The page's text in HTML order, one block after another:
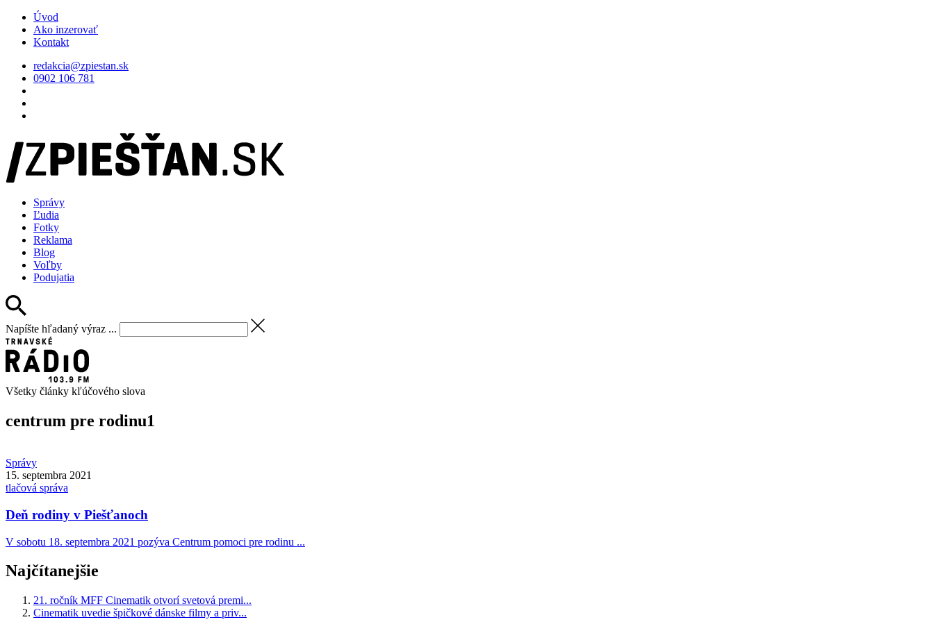
Úvod
Ako inzerovať
Kontakt
redakcia@zpiestan.sk
0902 106 781
Správy
Ľudia
Fotky
Reklama
Blog
Voľby
Podujatia
Napíšte hľadaný výraz ...
Všetky články kľúčového slova
centrum pre rodinu1
Správy
15. septembra 2021
tlačová správa
Deň rodiny v Piešťanoch
V sobotu 18. septembra 2021 pozýva Centrum pomoci pre rodinu ...
Najčítanejšie
21. ročník MFF Cinematik otvorí svetová premi...
Cinematik uvedie špičkové dánske filmy a priv...